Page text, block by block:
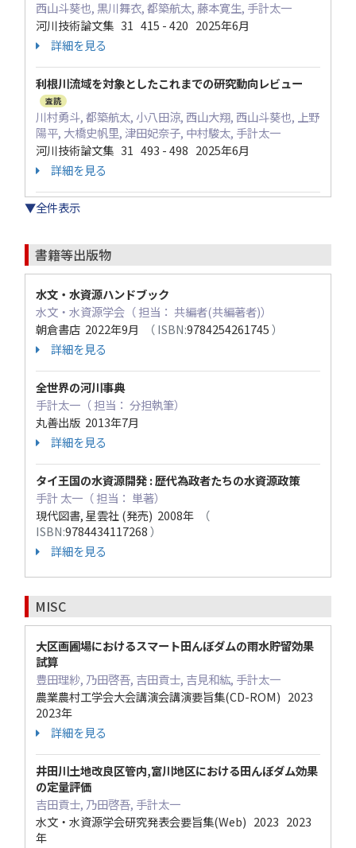
西山斗葵也, 黒川舞衣, 都築航太, 藤本寛生, 手計太一
河川技術論文集 31 415 - 420 2025年6月
詳細を見る
利根川流域を対象としたこれまでの研究動向レビュー
査読
川村勇斗, 都築航太, 小八田涼, 西山大翔, 西山斗葵也, 上野
陽平, 大橋史帆里, 津田妃奈子, 中村駿太, 手計太一
河川技術論文集 31 493 - 498 2025年6月
詳細を見る
▼全件表示
書籍等出版物
水文・水資源ハンドブック
水文・水資源学会（ 担当： 共編者(共編著者)）
朝倉書店 2022年9月
（ ISBN:9784254261745）
詳細を見る
全世界の河川事典
手計太一（ 担当： 分担執筆）
丸善出版 2013年7月
詳細を見る
タイ王国の水資源開発 : 歴代為政者たちの水資源政策
手計 太一（ 担当： 単著）
現代図書, 星雲社 (発売) 2008年
（
ISBN:9784434117268）
詳細を見る
MISC
大区画圃場におけるスマート田んぼダムの雨水貯留効果
試算
豊田理紗, 乃田啓吾, 吉田貢士, 吉見和紘, 手計太一
農業農村工学会大会講演会講演要旨集(CD-ROM) 2023
2023年
詳細を見る
井田川土地改良区管内,富川地区における田んぼダム効果
の定量評価
吉田貢士, 乃田啓吾, 手計太一
水文・水資源学会研究発表会要旨集(Web) 2023 2023
年